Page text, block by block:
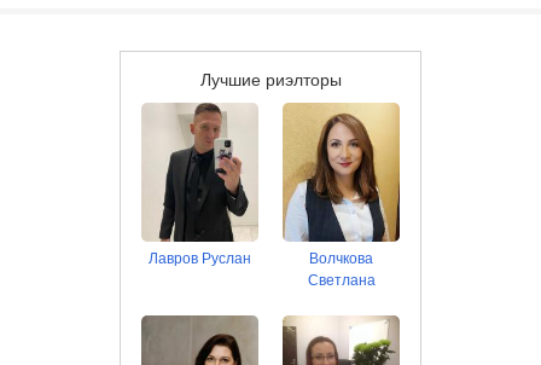
Лучшие риэлторы
Лавров Руслан
Волчкова
Светлана